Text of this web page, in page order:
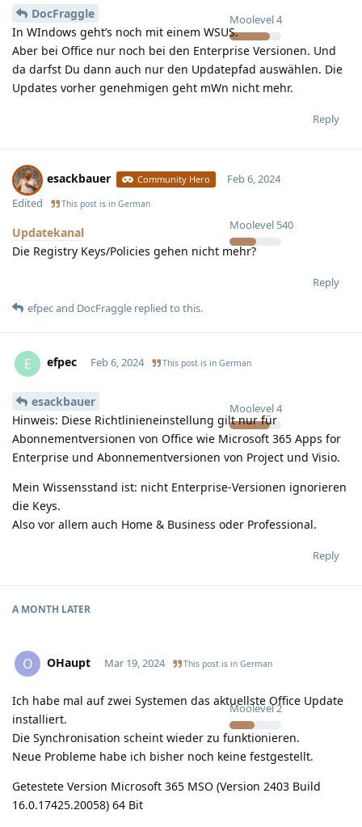
Moolevel4
DocFraggle
In WIndows geht’s noch mit einem WSUS.
Aber bei Office nur noch bei den Enterprise Versionen. Und
da darfst Du dann auch nur den Updatepfad auswählen. Die
Updates vorher genehmigen geht mWn nicht mehr.
Reply
esackbauer Community Hero
Moolevel 540
Feb 6, 2024
Edited
This post is in German
Updatekanal
Die Registry Keys/Policies gehen nicht mehr?
Reply
efpecand DocFraggle replied to this.
E efpec
Moolevel4
Feb 6, 2024 This post is in German
esackbauer
Hinweis: Diese Richtlinieneinstellung gilt nur für
Abonnementversionen von Office wie Microsoft 365 Apps for
Enterprise und Abonnementversionen von Project und Visio.​
Mein Wissensstand ist: nicht Enterprise-Versionen ignorieren
die Keys.
Also vor allem auch Home & Business oder Professional.
Reply
A MONTH LATER
O OHaupt
Moolevel2
Mar 19, 2024 This post is in German
Ich habe mal auf zwei Systemen das aktuellste Office Update
installiert.
Die Synchronisation scheint wieder zu funktionieren.
Neue Probleme habe ich bisher noch keine festgestellt.
Getestete Version Microsoft 365 MSO (Version 2403 Build
16.0.17425.20058) 64 Bit